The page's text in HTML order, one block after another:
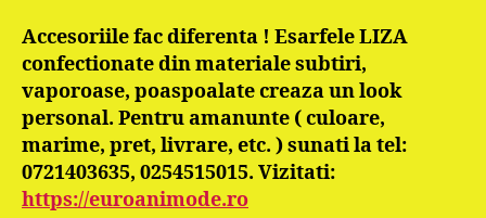
Accesoriile fac diferenta ! Esarfele LIZA
confectionate din materiale subtiri,
vaporoase, poaspoalate creaza un look
personal. Pentru amanunte ( culoare,
marime, pret, livrare, etc. ) sunati la tel:
0721403635, 0254515015. Vizitati:
https://euroanimode.ro